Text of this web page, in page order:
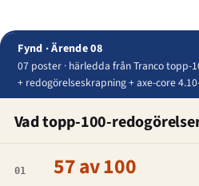
Fynd · Ärende 08
07 poster · härledda från Tranco topp-
+ redogörelseskrapning + axe-core
Vad topp-100-
01 57 av 100